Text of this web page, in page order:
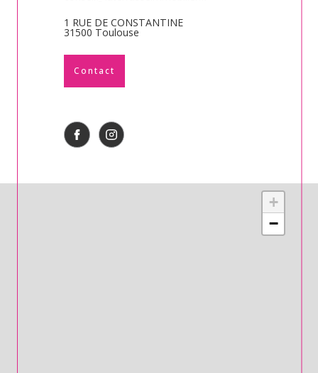
+
−
1 RUE DE CONSTANTINE
31500 Toulouse
Contact